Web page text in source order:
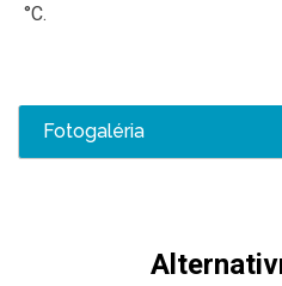
°C.
Fotogaléria